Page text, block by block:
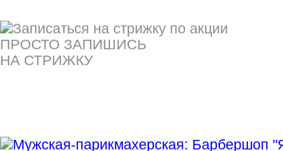
ПРОСТО ЗАПИШИСЬ
НА СТРИЖКУ